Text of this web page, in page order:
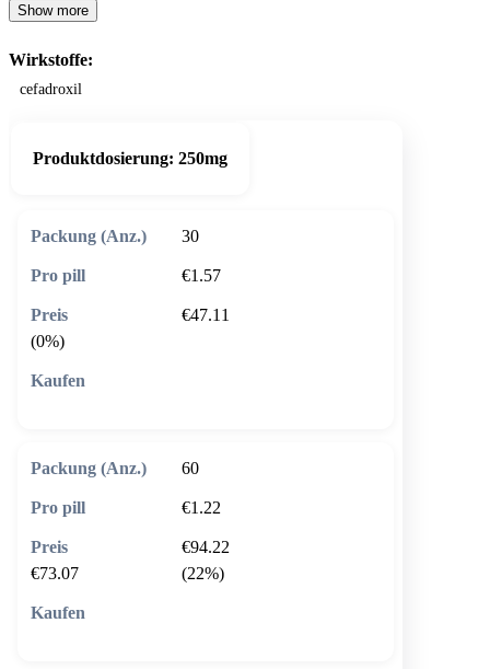
Show more
Wirkstoffe:
cefadroxil
Produktdosierung: 250mg
30
€1.57
€47.11
(0%)
60
€1.22
€94.22
€73.07
(22%)